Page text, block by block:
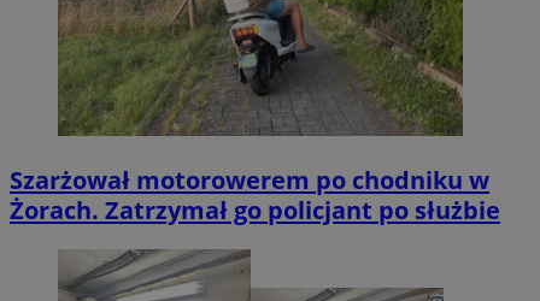
Szarżował motorowerem po chodniku w
Żorach. Zatrzymał go policjant po służbie